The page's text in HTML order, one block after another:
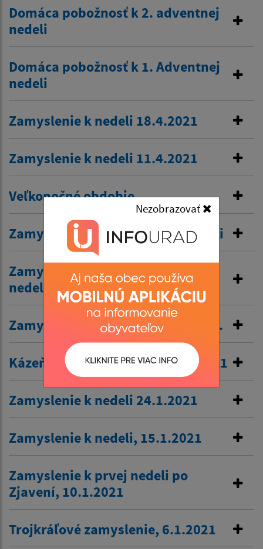
Nezobrazovať
Domáca pobožnosť k 2. adventnej
nedeli
Domáca pobožnosť k 1. Adventnej
nedeli
Zamyslenie k nedeli 18.4.2021
Zamyslenie k nedeli 11.4.2021
Veľkonočné obdobie
Zamyslenia k 3. a 4. pôstnej nedeli
Zamyslenie k druhej pôstnej
nedeli.
Zamyslenie k prvej pôstnej nedeli.
Kázeň Nedeľa Deviatnik 31. 1. 2021
Zamyslenie k nedeli 24.1.2021
Zamyslenie k nedeli, 15.1.2021
Zamyslenie k prvej nedeli po
Zjavení, 10.1.2021
Trojkráľové zamyslenie, 6.1.2021